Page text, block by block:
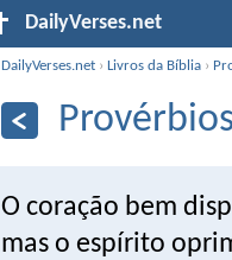
DailyVerses.net
DailyVerses.net ›Livros da Bíblia ›
O coração bem
mas o espírito